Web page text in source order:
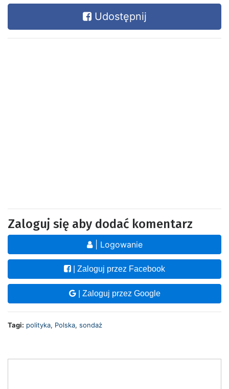
Udostępnij
Zaloguj się aby dodać komentarz
| Logowanie
| Zaloguj przez Facebook
| Zaloguj przez Google
Tagi: polityka, Polska, sondaż